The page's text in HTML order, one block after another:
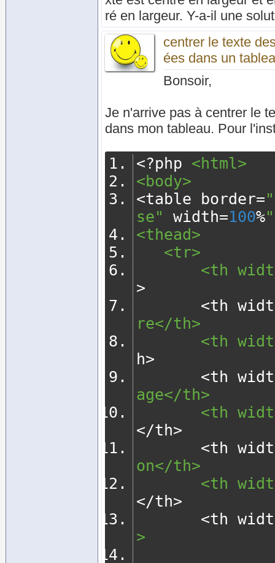
ré en largeur. Y-a-il une
centrer le texte
ées dans un
Bonsoir,
Je n'arrive pas à centrer le
dans mon tableau. Pour
<?php <html>
<body>
<table border=
se"
width=100%
<thead>
   <tr>
<th
>
<th
re</th>
<th
h>
<th
age</th>
<th
</th>
<th
on</th>
<th
</th>
<th
>